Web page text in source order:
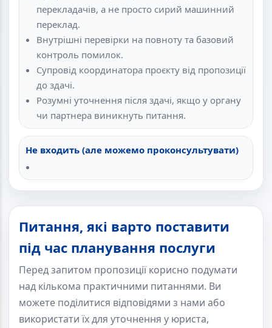
перекладачів, а не просто сирий машинний
переклад.
Внутрішні перевірки на повноту та базовий
контроль помилок.
Супровід координатора проєкту від пропозиції
до здачі.
Розумні уточнення після здачі, якщо у органу
чи партнера виникнуть питання.
Не входить (але можемо проконсультувати)
Питання, які варто поставити
під час планування послуги
Перед запитом пропозиції корисно подумати
над кількома практичними питаннями. Ви
можете поділитися відповідями з нами або
використати їх для уточнення у юриста,